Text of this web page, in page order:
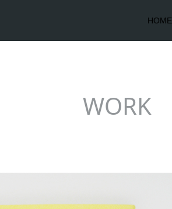
HOME
WORK